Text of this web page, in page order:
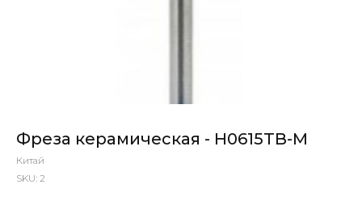
Фреза керамическая - H0615TB-M
Китай
SKU: 2